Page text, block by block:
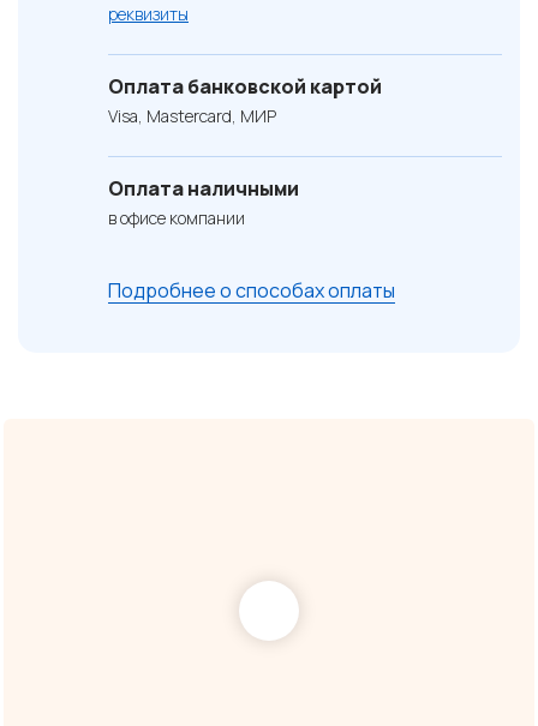
реквизиты
Оплата банковской картой
Visa, Mastercard, МИР
Оплата наличными
в офисе компании
Подробнее о способах оплаты